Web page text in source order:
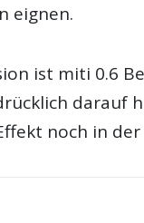
eignen.
ist miti 0.6
darauf
noch in